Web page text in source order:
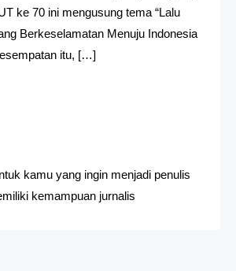
ke 70 ini mengusung tema “Lalu
Berkeselamatan Menuju Indonesia
itu, […]
kamu yang ingin menjadi penulis
kemampuan jurnalis